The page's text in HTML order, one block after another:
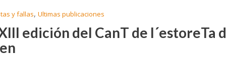
y fallas, Ultimas publicaciones
edición del CanT de l´estoreTa